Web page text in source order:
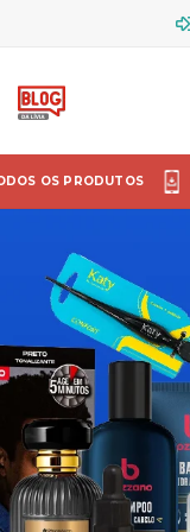
OS PRODUTOS